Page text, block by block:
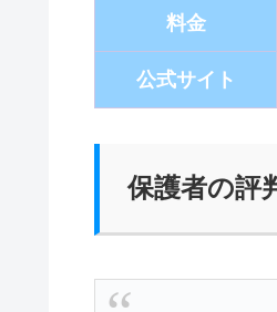
料金
公式サイト
保護者の評